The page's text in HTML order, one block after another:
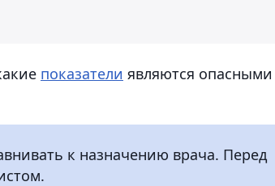
показатели являются опасными
к назначению врача. Перед